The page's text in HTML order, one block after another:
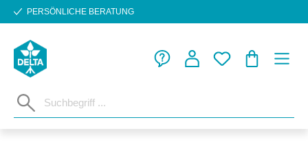
Zum Hauptinhalt springen
PERSÖNLICHE BERATUNG